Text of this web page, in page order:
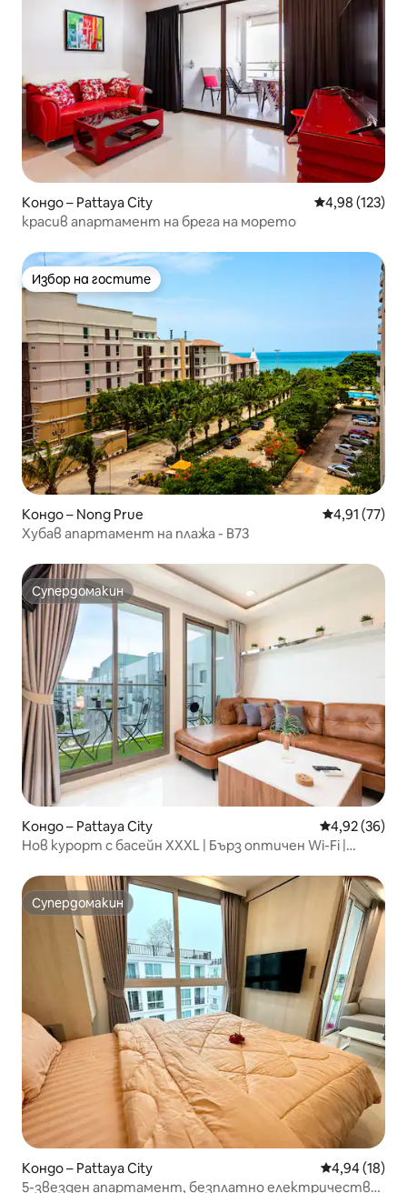
Кондо – Pattaya City Средна
4,98 (123)
красив апартамент на брега на морето
Избор на гостите
Избор на гостите
Кондо – Nong Prue Средна
4,91 (77)
Хубав апартамент на плажа - B73
Супердомакин
Супердомакин
Кондо – Pattaya City Средна
4,92 (36)
Нов курорт с басейн XXXL | Бърз оптичен Wi-Fi |
Супердомакин
Супердомакин
Кондо – Pattaya City Средна
4,94 (18)
5-звезден апартамент, безплатно електричество,